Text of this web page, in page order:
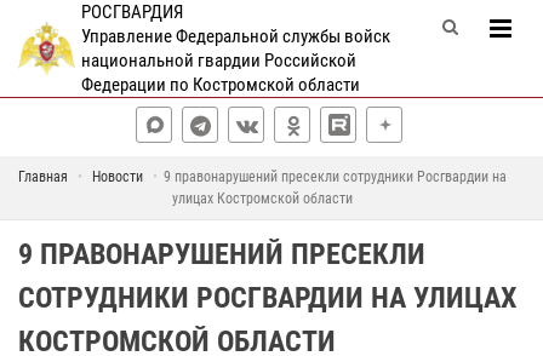
РОСГВАРДИЯ
Управление Федеральной службы войск
национальной гвардии Российской
Федерации по Костромской области
Главная Новости
9 правонарушений пресекли сотрудники Росгвардии на
улицах Костромской области
9 ПРАВОНАРУШЕНИЙ ПРЕСЕКЛИ
СОТРУДНИКИ РОСГВАРДИИ НА УЛИЦАХ
КОСТРОМСКОЙ ОБЛАСТИ